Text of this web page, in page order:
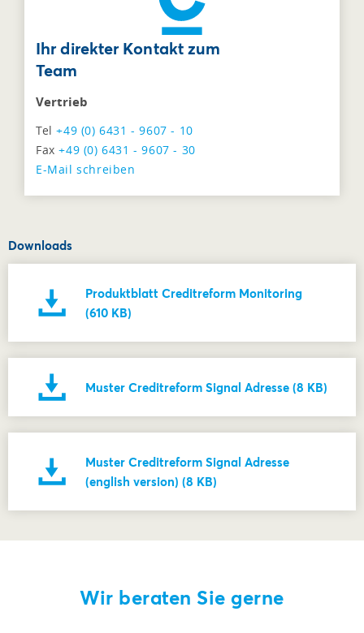
Ihr direkter Kontakt zum
Team
Vertrieb
Tel+49 (0) 6431 - 9607 - 10
Fax+49 (0) 6431 - 9607 - 30
E-Mail schreiben
Downloads
Produktblatt Creditreform Monitoring
(610 KB)
Muster Creditreform Signal Adresse (8 KB)
Muster Creditreform Signal Adresse
(english version) (8 KB)
Wir beraten Sie gerne